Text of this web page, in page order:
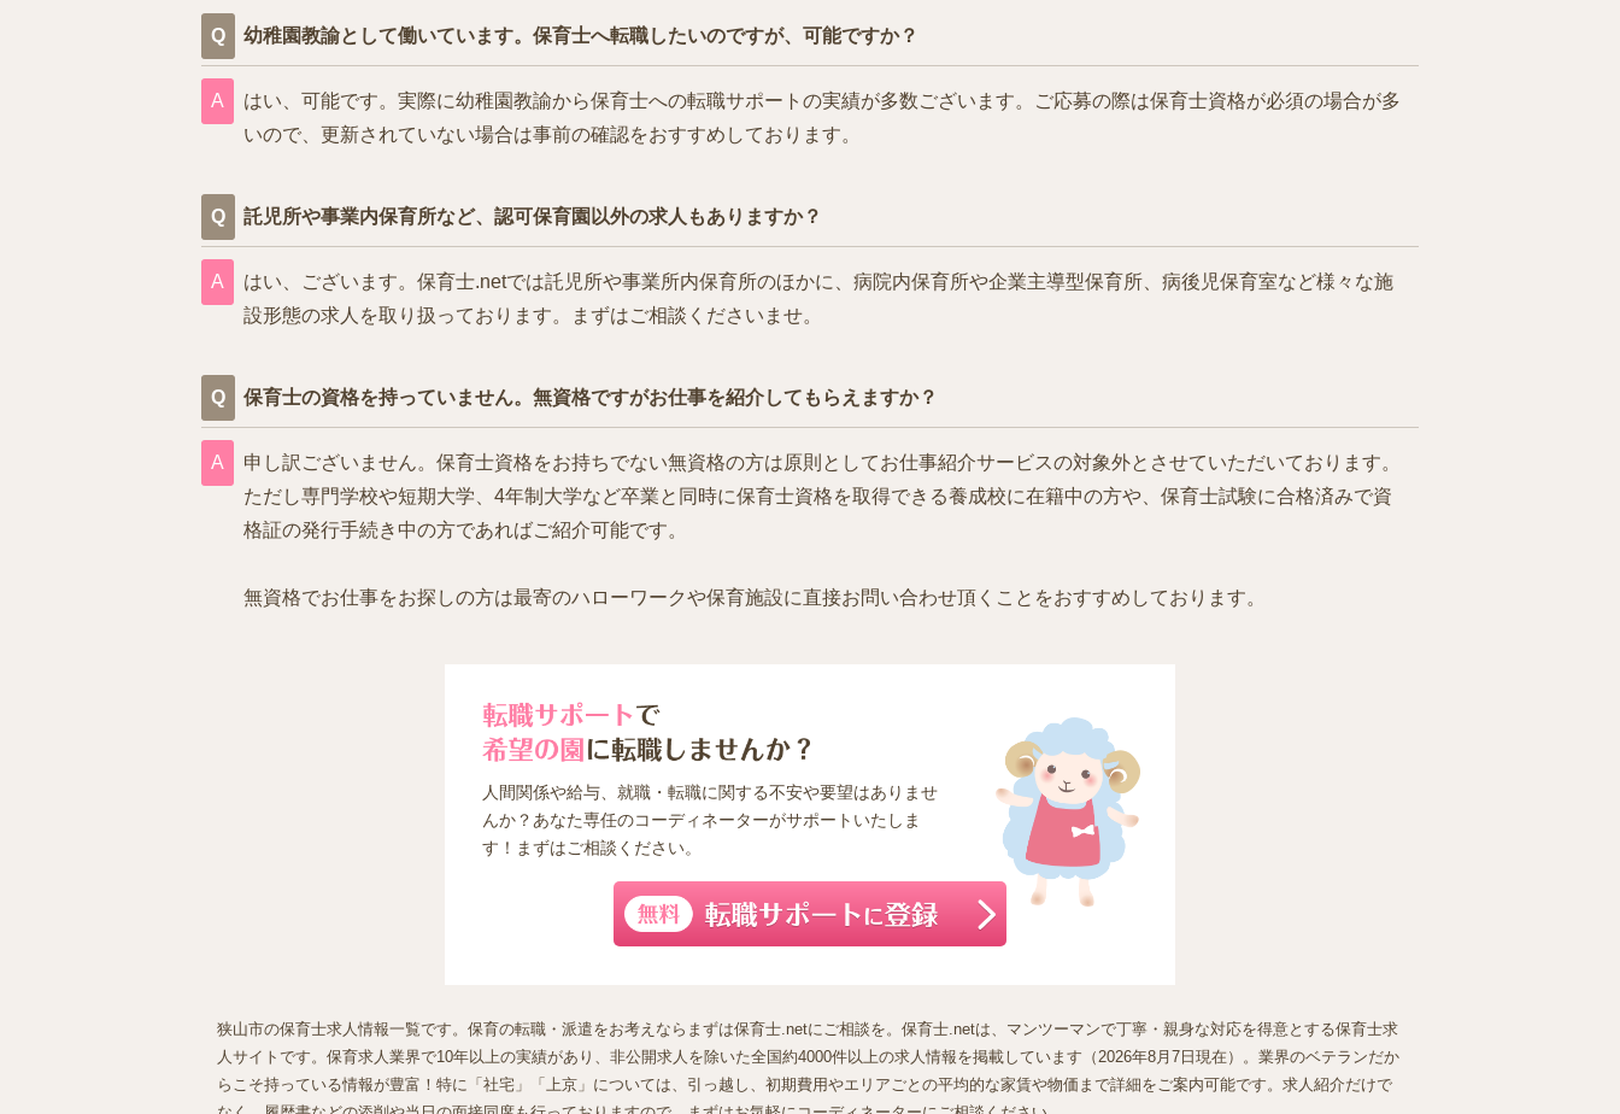
幼稚園教諭として働いています。保育士へ転職したいのですが、可能ですか？
はい、可能です。実際に幼稚園教諭から保育士への転職サポートの実績が多数ございます。ご応募の際は保育士資格が必須の場合が多
いので、更新されていない場合は事前の確認をおすすめしております。
託児所や事業内保育所など、認可保育園以外の求人もありますか？
はい、ございます。保育士.netでは託児所や事業所内保育所のほかに、病院内保育所や企業主導型保育所、病後児保育室など様々な施
設形態の求人を取り扱っております。まずはご相談くださいませ。
保育士の資格を持っていません。無資格ですがお仕事を紹介してもらえますか？
申し訳ございません。保育士資格をお持ちでない無資格の方は原則としてお仕事紹介サービスの対象外とさせていただいております。
ただし専門学校や短期大学、4年制大学など卒業と同時に保育士資格を取得できる養成校に在籍中の方や、保育士試験に合格済みで資
格証の発行手続き中の方であればご紹介可能です。
無資格でお仕事をお探しの方は最寄のハローワークや保育施設に直接お問い合わせ頂くことをおすすめしております。
人間関係や給与、就職・転職に関する不安や要望はありませ
んか？あなた専任のコーディネーターがサポートいたしま
す！まずはご相談ください。
狭山市の保育士求人情報一覧です。保育の転職・派遣をお考えならまずは保育士.netにご相談を。保育士.netは、マンツーマンで丁寧・親身な対応を得意とする保育士求
人サイトです。保育求人業界で10年以上の実績があり、非公開求人を除いた全国約4000件以上の求人情報を掲載しています（2026年8月7日現在）。業界のベテランだか
らこそ持っている情報が豊富！特に「社宅」「上京」については、引っ越し、初期費用やエリアごとの平均的な家賃や物価まで詳細をご案内可能です。求人紹介だけで